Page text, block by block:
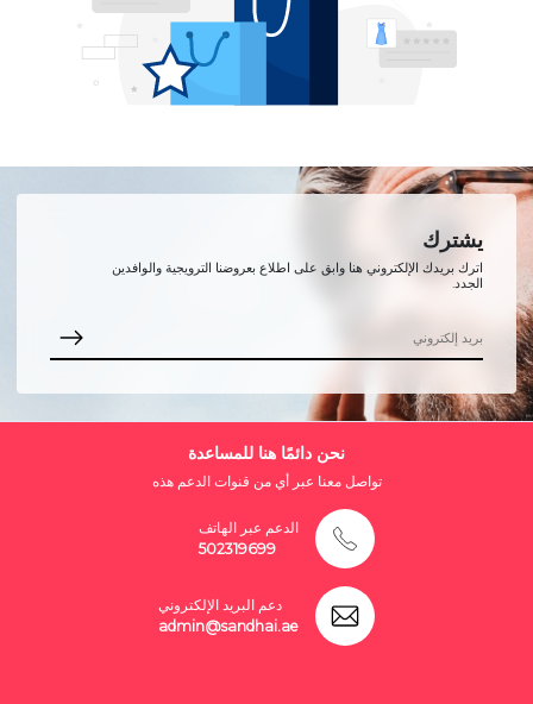
يشترك
اترك بريدك الإلكتروني هنا وابق على اطلاع بعروضنا الترويجية والوافدين
الجدد.
نحن دائمًا هنا للمساعدة
تواصل معنا عبر أي من قنوات الدعم هذه
الدعم عبر الهاتف
502319699
دعم البريد الإلكتروني
admin@sandhai.ae